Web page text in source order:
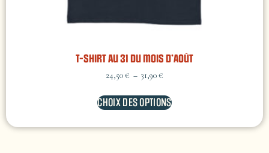
T-shirt Au 31 du mois d’Août
24,50€ – 31,90€
CHOIX DES OPTIONS